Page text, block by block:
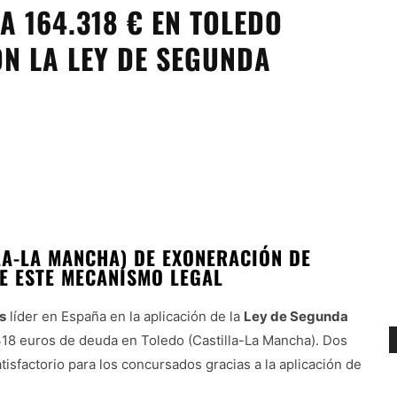
164.318 € EN TOLEDO
LA LEY DE SEGUNDA
LA MANCHA) DE EXONERACIÓN DE
MECANISMO LEGAL
líder en España en la aplicación de la Ley de Segunda
euros de deuda en Toledo (Castilla-La Mancha). Dos
para los concursados gracias a la aplicación de